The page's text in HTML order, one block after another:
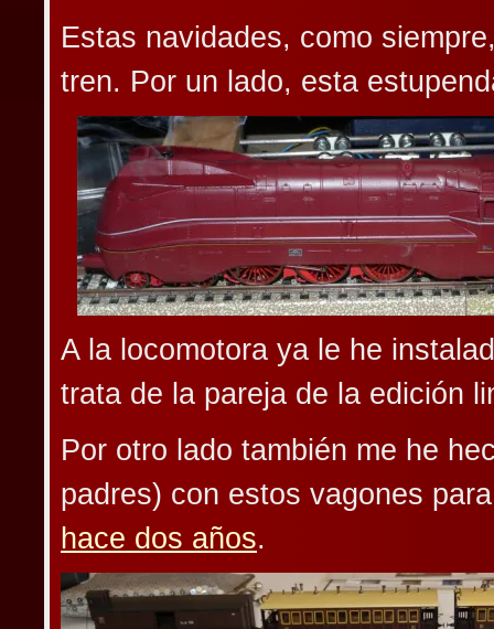
Estas navidades, como
tren. Por un lado, esta
A la locomotora ya le he
trata de la pareja de la edición
Por otro lado también me he
padres) con estos vagones
hace dos años.